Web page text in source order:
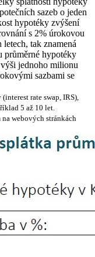
sazeb o jeden
hypotéky zvýšení
s 2% úrokovou
tak znamená
průměrné hypotéky
jednoho milionu
sazbami se
rate swap, IRS),
5 až 10 let.
webových stránkách